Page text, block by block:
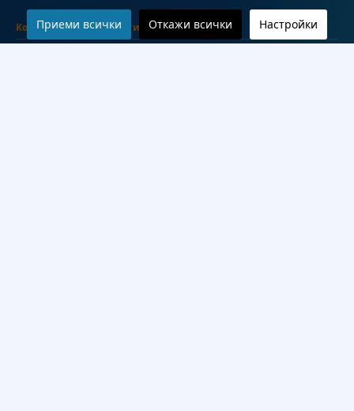
Колежи и департаменти
Приеми всички Откажи всички Настройки